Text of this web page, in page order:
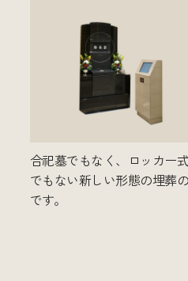
合祀墓でもなく、ロッカー
でもない新しい形態の埋葬
です。